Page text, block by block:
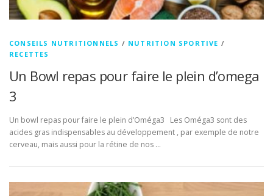
CONSEILS NUTRITIONNELS / NUTRITION SPORTIVE /
RECETTES
Un Bowl repas pour faire le plein d’omega
3
Un bowl repas pour faire le plein d’Oméga3 Les Oméga3 sont des
acides gras indispensables au développement , par exemple de notre
cerveau, mais aussi pour la rétine de nos …